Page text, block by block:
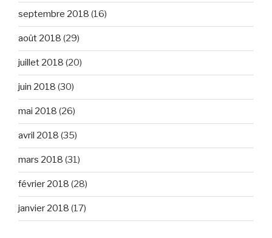
septembre 2018 (16)
août 2018 (29)
juillet 2018 (20)
juin 2018 (30)
mai 2018 (26)
avril 2018 (35)
mars 2018 (31)
février 2018 (28)
janvier 2018 (17)